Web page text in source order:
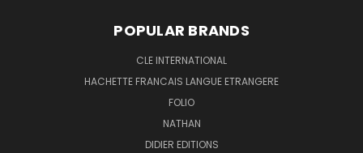
POPULAR BRANDS
CLE INTERNATIONAL
HACHETTE FRANCAIS LANGUE ETRANGERE
FOLIO
NATHAN
DIDIER EDITIONS